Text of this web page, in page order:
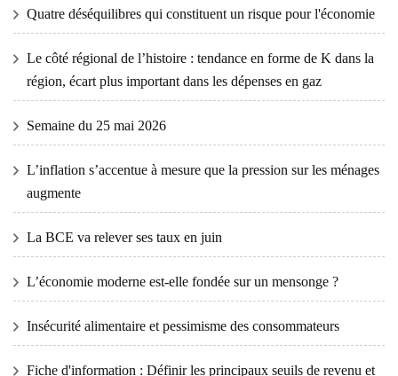
Quatre déséquilibres qui constituent un risque pour l'économie
Le côté régional de l’histoire : tendance en forme de K dans la
région, écart plus important dans les dépenses en gaz
Semaine du 25 mai 2026
L’inflation s’accentue à mesure que la pression sur les ménages
augmente
La BCE va relever ses taux en juin
L’économie moderne est-elle fondée sur un mensonge ?
Insécurité alimentaire et pessimisme des consommateurs
Fiche d'information : Définir les principaux seuils de revenu et